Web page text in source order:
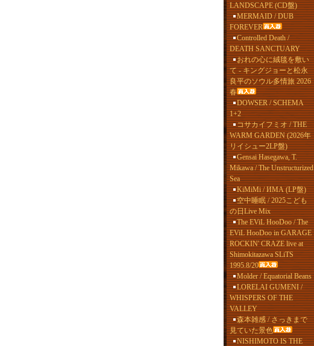
LANDSCAPE (CD盤)
MERMAID / DUB
FOREVER
Controlled Death /
DEATH SANCTUARY
おれの心に絨毯を敷い
て - キングジョーと松永
良平のソウル多情旅 2026
春
DOWSER / SCHEMA
1+2
コサカイフミオ / THE
WARM GARDEN (2026年
リイシュー2LP盤)
Gensai Hasegawa, T.
Mikawa / The Unstructurized
Sea
KiMiMi / ИМА (LP盤)
空中睡眠 / 2025こども
の日Live Mix
The EViL HooDoo / The
EViL HooDoo in GARAGE
ROCKIN' CRAZE live at
Shimokitazawa SLiTS
1995.8/20
Molder / Equatorial Beans
LORELAI GUMENI /
WHISPERS OF THE
VALLEY
森本雑感 / さっきまで
見ていた景色
NISHIMOTO IS THE